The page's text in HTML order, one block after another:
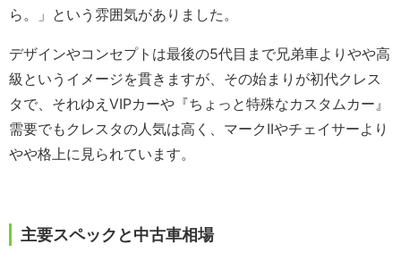
ら。」という雰囲気がありました。
デザインやコンセプトは最後の5代目まで兄弟車よりやや高
級というイメージを貫きますが、その始まりが初代クレス
タで、それゆえVIPカーや『ちょっと特殊なカスタムカー』
需要でもクレスタの人気は高く、マークIIやチェイサーより
やや格上に見られています。
主要スペックと中古車相場